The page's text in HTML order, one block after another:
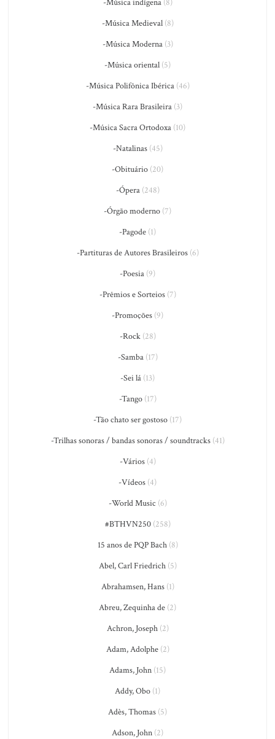
-Música indígena(8)
-Música Medieval(8)
-Música Moderna(3)
-Música oriental (5)
-Música Polifônica Ibérica(46)
-Música Rara Brasileira (3)
-Música Sacra Ortodoxa (10)
-Natalinas(45)
-Obituário (20)
-Ópera(248)
-Órgão moderno (7)
-Pagode (1)
-Partituras de Autores Brasileiros(6)
-Poesia (9)
-Prêmios e Sorteios(7)
-Promoções (9)
-Rock(28)
-Samba(17)
-Sei lá (13)
-Tango(17)
-Tão chato ser gostoso (17)
-Trilhas sonoras / bandas sonoras / soundtracks(41)
-Vários(4)
-Vídeos (4)
-World Music (6)
#BTHVN250(258)
15 anos de PQP Bach(8)
Abel, Carl Friedrich(5)
Abrahamsen, Hans(1)
Abreu, Zequinha de (2)
Achron, Joseph(2)
Adam, Adolphe(2)
Adams, John (15)
Addy, Obo (1)
Adès, Thomas (5)
Adson, John (2)